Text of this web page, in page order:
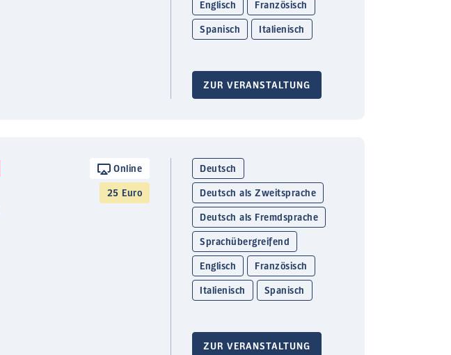
Englisch Französisch
Spanisch Italienisch
ZUR VERANSTALTUNG
Online
25 Euro
Deutsch
Deutsch als Zweitsprache
Deutsch als Fremdsprache
Sprachübergreifend
Englisch Französisch
Italienisch Spanisch
ZUR VERANSTALTUNG